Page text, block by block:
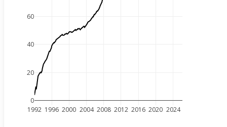
1992 1996 2000 2004 2008 2012 2016 2020 2024
0
20
40
60